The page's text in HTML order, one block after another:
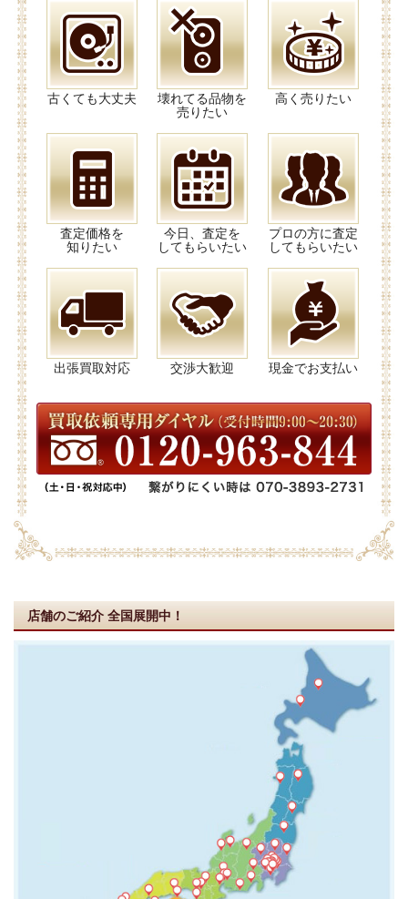
古くても大丈夫
壊れてる品物を
売りたい
高く売りたい
査定価格を
知りたい
今日、査定を
してもらいたい
プロの方に査定
してもらいたい
出張買取対応 交渉大歓迎 現金でお支払い
店舗のご紹介 全国展開中！